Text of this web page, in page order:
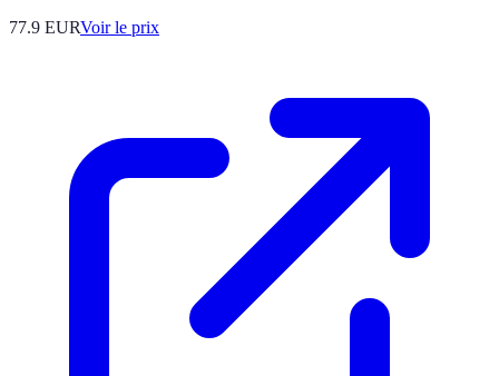
77.9 EURVoir le prix